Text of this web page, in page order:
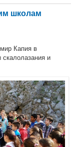
школам
Капия в
и